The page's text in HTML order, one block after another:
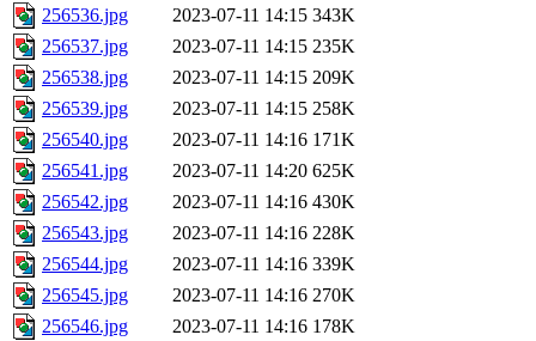
256536.jpg
2023-07-11 14:15 343K
256537.jpg
2023-07-11 14:15 235K
256538.jpg
2023-07-11 14:15 209K
256539.jpg
2023-07-11 14:15 258K
256540.jpg
2023-07-11 14:16 171K
256541.jpg
2023-07-11 14:20 625K
256542.jpg
2023-07-11 14:16 430K
256543.jpg
2023-07-11 14:16 228K
256544.jpg
2023-07-11 14:16 339K
256545.jpg
2023-07-11 14:16 270K
256546.jpg
2023-07-11 14:16 178K